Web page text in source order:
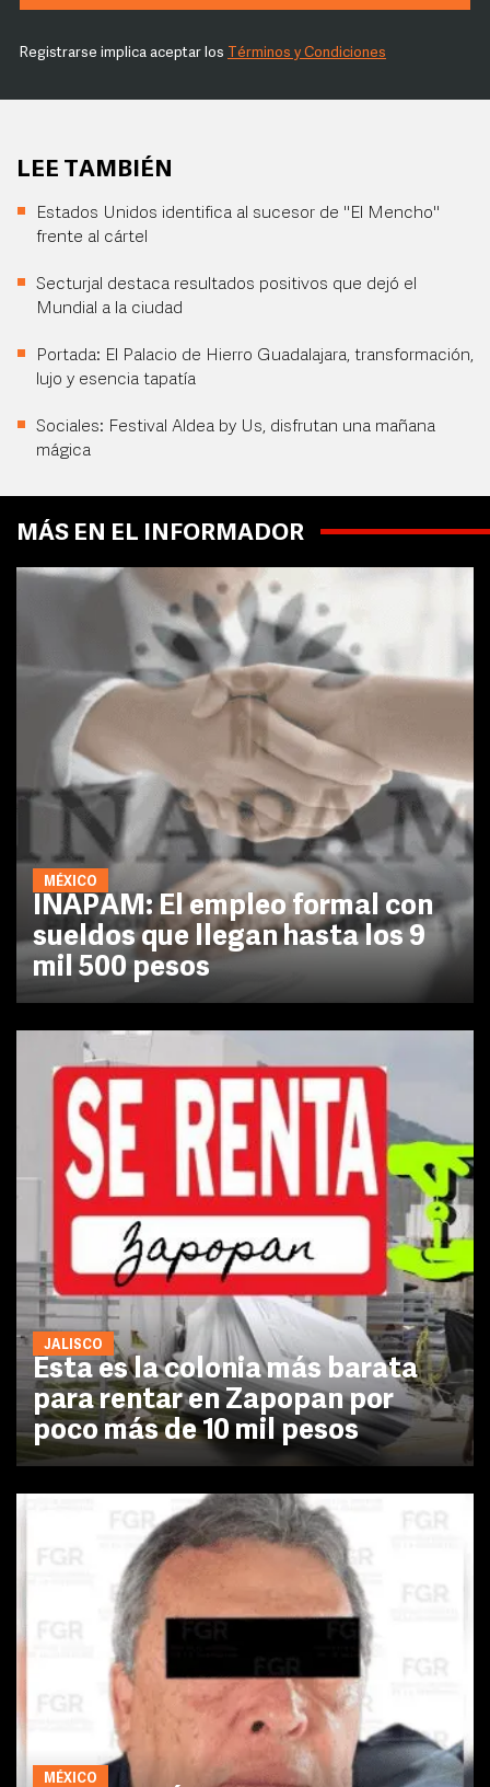
Registrarse implica aceptar los Términos y Condiciones
LEE TAMBIÉN
Estados Unidos identifica al sucesor de "El Mencho"
frente al cártel
Secturjal destaca resultados positivos que dejó el
Mundial a la ciudad
Portada: El Palacio de Hierro Guadalajara, transformación,
lujo y esencia tapatía
Sociales: Festival Aldea by Us, disfrutan una mañana
mágica
MÁS EN EL INFORMADOR
MÉXICO
INAPAM: El empleo formal con
sueldos que llegan hasta los 9
mil 500 pesos
JALISCO
Esta es la colonia más barata
para rentar en Zapopan por
poco más de 10 mil pesos
MÉXICO